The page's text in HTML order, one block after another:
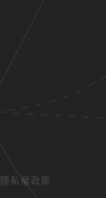
隱私權政策